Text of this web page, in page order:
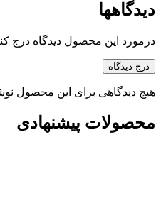
دیدگاهها
درمورد این محصول دیدگاه درج
درج دیدگاه
هیچ دیدگاهی برای این محصول
محصولات پیشنهادی